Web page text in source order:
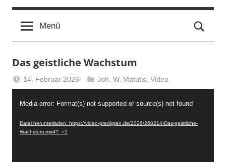
Menü
Das geistliche Wachstum
14. Februar 2026
Berliner
Predigten
Joh. W. Matutis ,Video
Media error: Format(s) not supported or source(s) not found
Datei herunterladen: https://video-predigten.de/2026/260214-Das-geistliche-
Wachstum.mp4?_=1